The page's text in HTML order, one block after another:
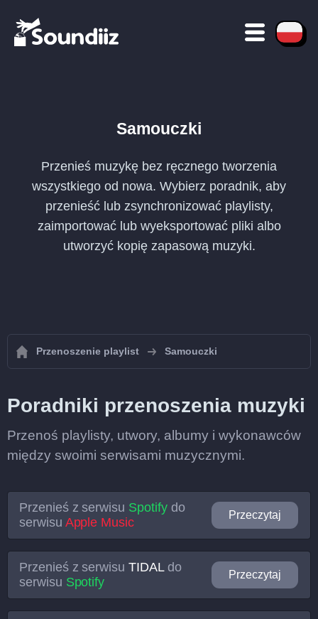
Samouczki
Przenieś muzykę bez ręcznego tworzenia
wszystkiego od nowa. Wybierz poradnik, aby
przenieść lub zsynchronizować playlisty,
zaimportować lub wyeksportować pliki albo
utworzyć kopię zapasową muzyki.
Przenoszenie playlist Samouczki
Poradniki przenoszenia muzyki
Przenoś playlisty, utwory, albumy i wykonawców
między swoimi serwisami muzycznymi.
Przenieś z serwisu Spotifydo
serwisu Apple Music
Przeczytaj
Przenieś z serwisu TIDALdo
serwisu Spotify
Przeczytaj